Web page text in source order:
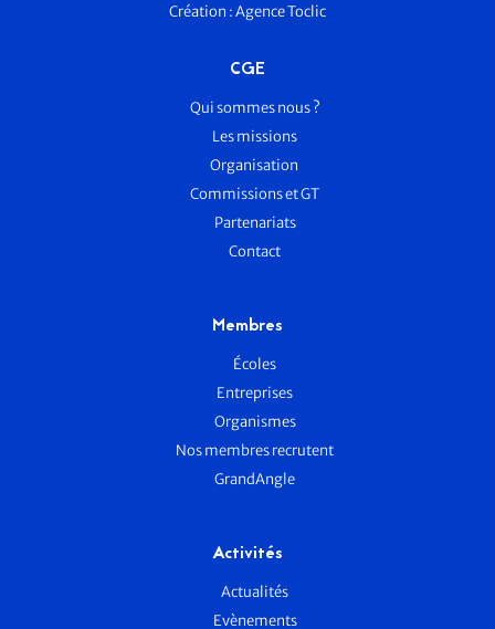
Création :Agence Toclic
CGE
Qui sommes nous ?
Les missions
Organisation
Commissions et GT
Partenariats
Contact
Membres
Écoles
Entreprises
Organismes
Nos membres recrutent
GrandAngle
Activités
Actualités
Evènements